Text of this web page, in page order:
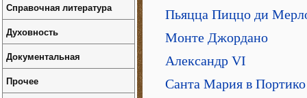
Пьяцца Пиццо ди
Монте Джордано
Александр VI
Санта Мария в Портико
Справочная литература
Духовность
Документальная
Прочее